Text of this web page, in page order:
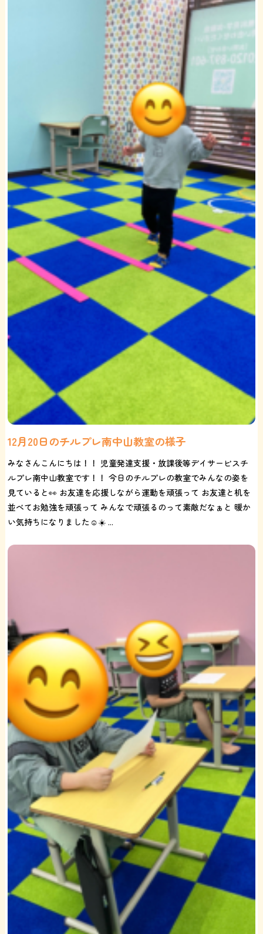
12月20日のチルプレ南中山教室の様子
みなさんこんにちは！！ 児童発達支援・放課後等デイサービスチ
ルプレ南中山教室です！！ 今日のチルプレの教室でみんなの姿を
見ていると👀 お友達を応援しながら運動を頑張って お友達と机を
並べてお勉強を頑張って みんなで頑張るのって素敵だなぁと 暖か
い気持ちになりました☺️☀️ ...